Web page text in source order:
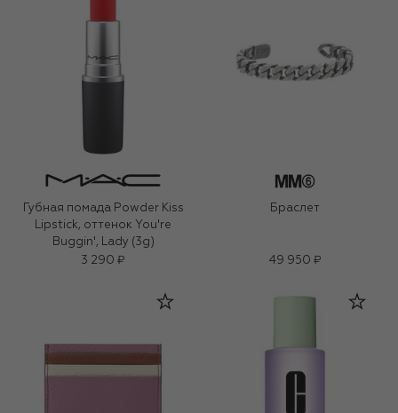
Губная помада Powder Kiss
Lipstick, оттенок You're
Buggin', Lady (3g)
3 290 ₽
Браслет
49 950 ₽